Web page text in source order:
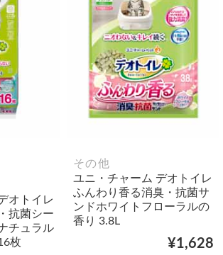
オトイレ
抗菌シー
チュラル
枚
その他
ユニ・チャーム デオトイレ
ふんわり香る消臭・抗菌サ
ンドホワイトフローラルの
香り 3.8L
¥1,628